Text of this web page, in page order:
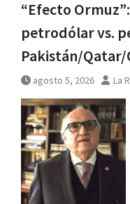
“Efecto
petrodólar vs.
Pakistán/Qatar/
agosto 5, 2026 La